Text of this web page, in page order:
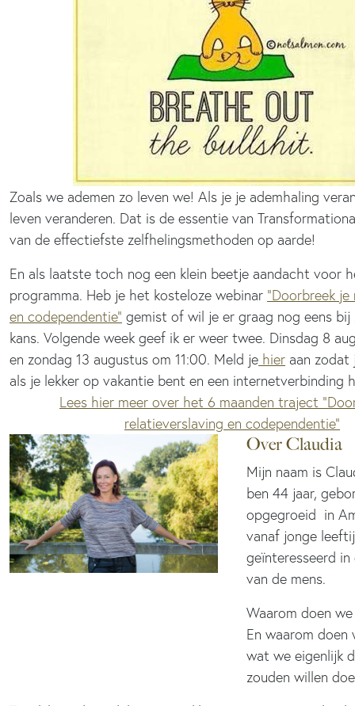
Zoals we ademen zo leven we! Als je je ademhaling
leven veranderen. Dat is de essentie van
van de effectiefste zelfhelingsmethoden op aarde!
En als laatste toch nog een klein beetje aandacht voor
programma. Heb je het kosteloze webinar “Doorbreek
en codependentie” gemist of wil je er graag nog eens
kans. Volgende week geef ik er weer twee. Dinsdag 8
en zondag 13 augustus om 11:00. Meld je hier aan zodat
als je lekker op vakantie bent en een internetverbinding
Lees hier meer over het 6 maanden traject
relatieverslaving en codependentie”
Over Claudia
Mijn naam is
ben 44 jaar,
opgegroeid in
vanaf jonge
geïnteresseerd
van de mens.
Waarom doen
En waarom doen
wat we eigenlijk
zouden willen